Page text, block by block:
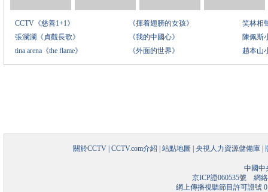
CCTV《慈善1+1》
張瀾瀾《貞觀長歌》
tina arena《the flame》
《揮着翅膀的女孩》
《我的中國心》
《外面的世界》
笑林相
陳佩斯
趙本山
關於CCTV CCTV.com介紹 站點地圖 央視人力資源儲備庫
中國中
京ICP證060535號網絡
網上傳播視聽節目許可證號